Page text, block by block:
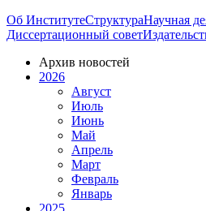
Об ИнститутеСтруктураНаучная
Диссертационный совет
Архив новостей
2026
Август
Июль
Июнь
Май
Апрель
Март
Февраль
Январь
2025